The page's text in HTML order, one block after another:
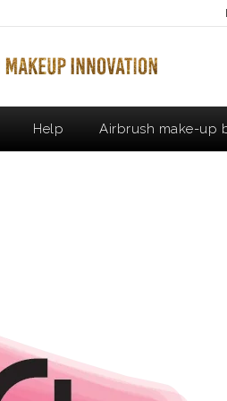
Help Airbrush make-up